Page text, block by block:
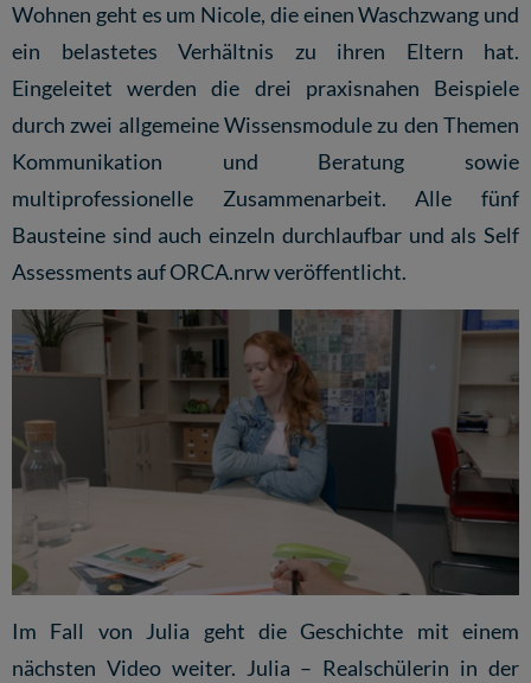
Wohnen geht es um Nicole, die einen Waschzwang und
ein belastetes Verhältnis zu ihren Eltern hat.
Eingeleitet werden die drei praxisnahen Beispiele
durch zwei allgemeine Wissensmodule zu den Themen
Kommunikation und Beratung sowie
multiprofessionelle Zusammenarbeit. Alle fünf
Bausteine sind auch einzeln durchlaufbar und als Self
Assessments auf ORCA.nrw veröffentlicht.
Im Fall von Julia geht die Geschichte mit einem
nächsten Video weiter. Julia – Realschülerin in der